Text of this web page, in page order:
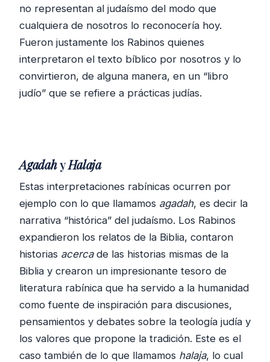
no representan al judaísmo del modo que
cualquiera de nosotros lo reconocería hoy.
Fueron justamente los Rabinos quienes
interpretaron el texto bíblico por nosotros y lo
convirtieron, de alguna manera, en un “libro
judío” que se refiere a prácticas judías.
AgadahyHalaja
Estas interpretaciones rabínicas ocurren por
ejemplo con lo que llamamos agadah, es decir la
narrativa “histórica” del judaísmo. Los Rabinos
expandieron los relatos de la Biblia, contaron
historias acerca de las historias mismas de la
Biblia y crearon un impresionante tesoro de
literatura rabínica que ha servido a la humanidad
como fuente de inspiración para discusiones,
pensamientos y debates sobre la teología judía y
los valores que propone la tradición. Este es el
caso también de lo que llamamos halaja, lo cual